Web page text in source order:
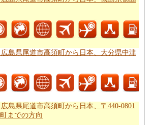
ですか。
、徳島県徳島市までの旅行 方法をチェ
。日本、〒729-0141 広島県尾道市高須
県徳島市までの自分がより良いあなた
に役立ちます。
は疲れましたか。日本、〒729-0141 広
から日本、徳島県徳島市まで、あなた
ます。旅行する前に日本、〒729-0141
町から日本、徳島県徳島市までの飛行
広島県尾道市高須町から日本、大分県中津
島県尾道市高須町から日本、〒440-0801
までの方向